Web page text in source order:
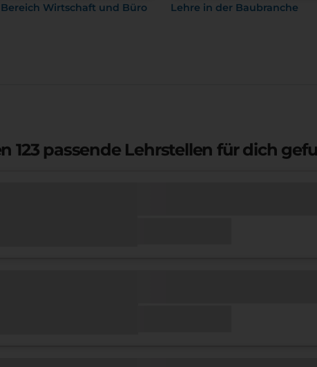
Wirtschaft und Büro Lehre in der Baubranche
123passende Lehrstellen für dich